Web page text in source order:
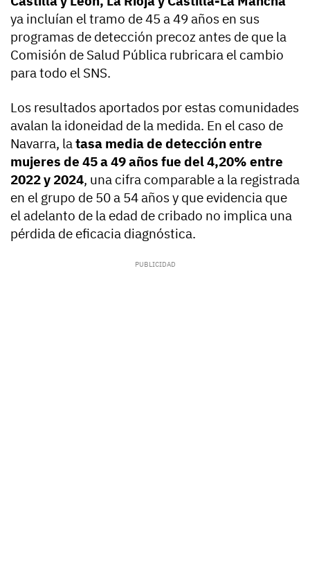
ya incluían el tramo de 45 a 49 años en sus
programas de detección precoz antes de que la
Comisión de Salud Pública rubricara el cambio
para todo el SNS.
Los resultados aportados por estas comunidades
avalan la idoneidad de la medida. En el caso de
Navarra, latasa media de detección entre
mujeres de 45 a 49 años fue del 4,20% entre
2022 y 2024, una cifra comparable a la registrada
en el grupo de 50 a 54 años y que evidencia que
el adelanto de la edad de cribado no implica una
pérdida de eficacia diagnóstica.